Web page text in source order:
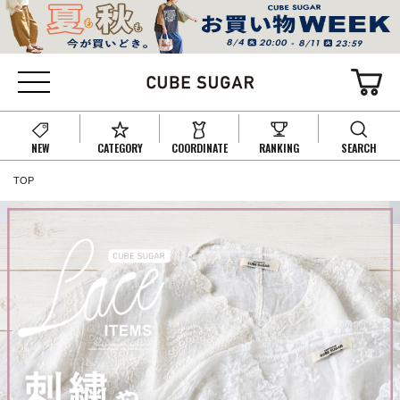
NEW CATEGORY COORDINATE RANKING SEARCH
TOP